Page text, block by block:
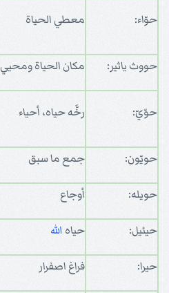
حوّاء: معطي الحياة
حووث ياثير: مكان الحياة ومحيي
حوّيّ: رخَّه حياه، أحياء
حويّون: جمع ما سبق
حويله: أوجاع
حيئيل: حياه الله
حيرا: فراغ اصفرار